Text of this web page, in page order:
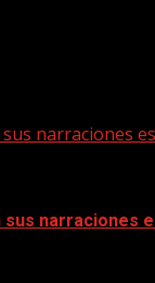
narraciones
sus narraciones